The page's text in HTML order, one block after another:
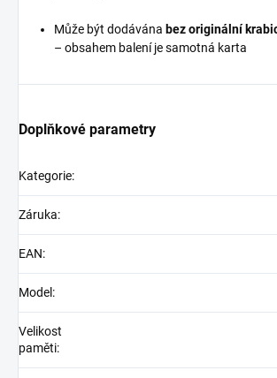
Může být dodávána bez originální
– obsahem balení je samotná karta
Doplňkové parametry
Kategorie:
Záruka:
EAN:
Model :
Velikost
paměti: